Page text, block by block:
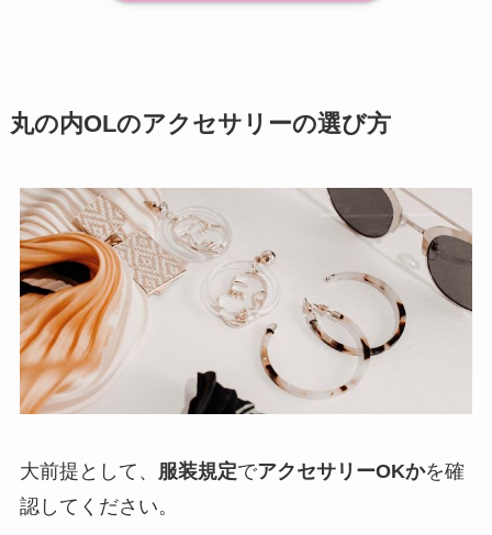
丸の内OLのアクセサリーの選び方
大前提として、 服装規定でアクセサリーOKかを確
認してください。